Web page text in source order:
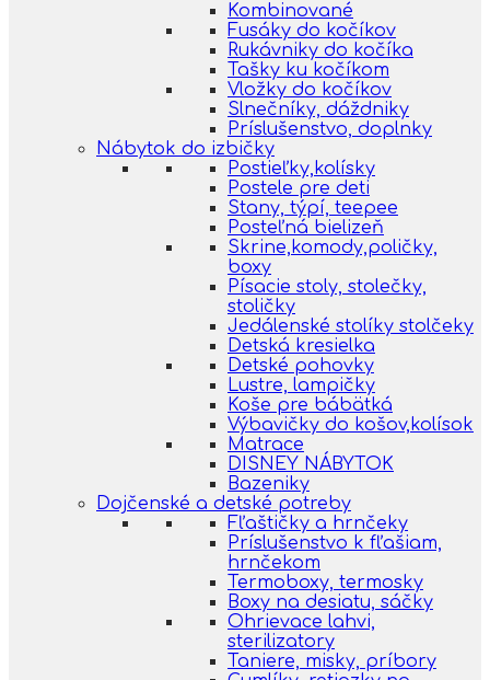
Kombinované
Fusáky do kočíkov
Rukávniky do kočíka
Tašky ku kočíkom
Vložky do kočíkov
Slnečníky, dáždniky
Príslušenstvo, doplnky
Nábytok do izbičky
Postieľky,kolísky
Postele pre deti
Stany, týpí, teepee
Posteľná bielizeň
Skrine,komody,poličky,
boxy
Písacie stoly, stolečky,
stoličky
Jedálenské stolíky stolčeky
Detská kresielka
Detské pohovky
Lustre, lampičky
Koše pre bábätká
Výbavičky do košov,kolísok
Matrace
DISNEY NÁBYTOK
Bazeniky
Dojčenské a detské potreby
Fľaštičky a hrnčeky
Príslušenstvo k fľašiam,
hrnčekom
Termoboxy, termosky
Boxy na desiatu, sáčky
Ohrievace lahvi,
sterilizatory
Taniere, misky, príbory